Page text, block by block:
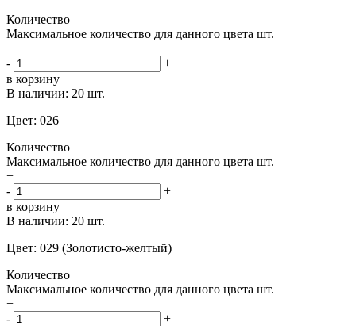
Количество
Максимальное количество для данного цвета шт.
+
-
+
в корзину
В наличии: 20 шт.
Цвет: 026
Количество
Максимальное количество для данного цвета шт.
+
-
+
в корзину
В наличии: 20 шт.
Цвет: 029 (Золотисто-желтый)
Количество
Максимальное количество для данного цвета шт.
+
-
+